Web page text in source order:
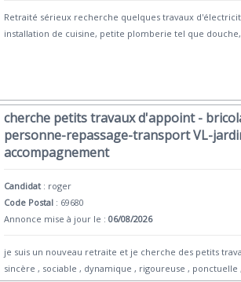
Retraité sérieux recherche quelques travaux
installation de cuisine, petite plomberie tel que
cherche petits travaux d'appoint -
personne-repassage-transport VL-
accompagnement
Candidat : roger
Code Postal : 69680
Annonce mise à jour le :06/08/2026
je suis un nouveau retraite et je cherche des petits
sincère , sociable , dynamique , rigoureuse ,